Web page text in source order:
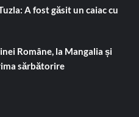
A fost găsit un caiac cu
Române, la Mangalia și
sărbătorire